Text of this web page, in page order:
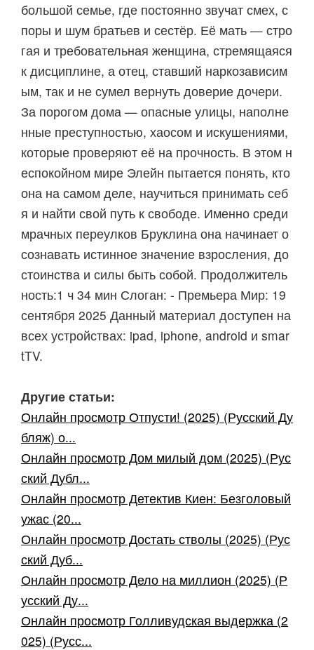
большой семье, где постоянно звучат смех, с
поры и шум братьев и сестёр. Её мать — стро
гая и требовательная женщина, стремящаяся
к дисциплине, а отец, ставший наркозависим
ым, так и не сумел вернуть доверие дочери.
За порогом дома — опасные улицы, наполне
нные преступностью, хаосом и искушениями,
которые проверяют её на прочность. В этом н
еспокойном мире Элейн пытается понять, кто
она на самом деле, научиться принимать себ
я и найти свой путь к свободе. Именно среди
мрачных переулков Бруклина она начинает о
сознавать истинное значение взросления, до
стоинства и силы быть собой. Продолжитель
ность:1 ч 34 мин Слоган: - Премьера Мир: 19
сентября 2025 Данный материал доступен на
всех устройствах: ipad, iphone, android и smar
tTV.
Другие статьи:
Онлайн просмотр Отпусти! (2025) (Русский Ду
бляж) о...
Онлайн просмотр Дом милый дом (2025) (Рус
ский Дубл...
Онлайн просмотр Детектив Киен: Безголовый
ужас (20...
Онлайн просмотр Достать стволы (2025) (Рус
ский Дуб...
Онлайн просмотр Дело на миллион (2025) (Р
усский Ду...
Онлайн просмотр Голливудская выдержка (2
025) (Русс...